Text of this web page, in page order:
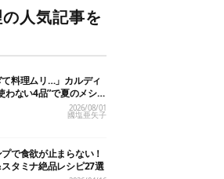
人気記事を
料理ムリ…」カルディ
わない4品”で夏のメシが
まになった
2026/08/01
國塩亜矢子
で食欲が止まらない！
タミナ絶品レシピ27選